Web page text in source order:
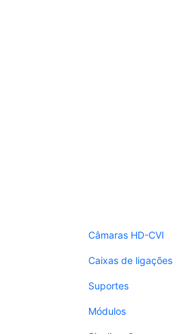
Câmaras HD-CVI
Caixas de ligações
Suportes
Módulos